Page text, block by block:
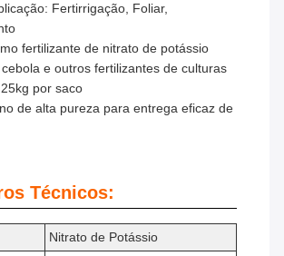
Fertirrigação, Foliar,
fertilizante de nitrato de potássio
e outros fertilizantes de culturas
por saco
de alta pureza para entrega eficaz de
Técnicos:
Nitrato de Potássio